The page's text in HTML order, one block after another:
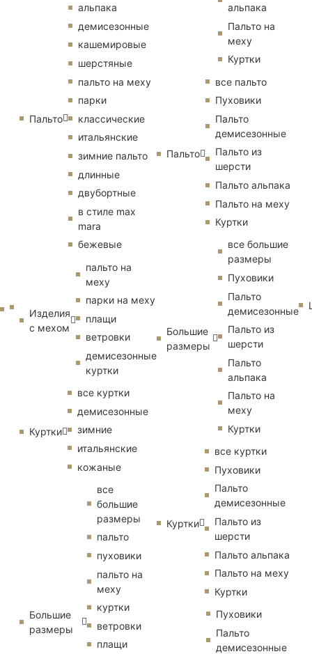
Пальто
альпака
демисезонные
кашемировые
шерстяные
пальто на меху
парки
классические
итальянские
зимние пальто
длинные
двубортные
в стиле max
mara
бежевые
Изделия
с мехом
пальто на
меху
парки на меху
плащи
ветровки
демисезонные
куртки
Куртки
все куртки
демисезонные
зимние
итальянские
кожаные
Большие
размеры
все
большие
размеры
пальто
пуховики
пальто на
меху
куртки
ветровки
плащи
альпака
Пальто на
меху
Куртки
Пальто
все пальто
Пуховики
Пальто
демисезонные
Пальто из
шерсти
Пальто альпака
Пальто на меху
Куртки
Большие
размеры
все большие
размеры
Пуховики
Пальто
демисезонные
Пальто из
шерсти
Пальто
альпака
Пальто на
меху
Куртки
Куртки
все куртки
Пуховики
Пальто
демисезонные
Пальто из
шерсти
Пальто альпака
Пальто на меху
Куртки
Пуховики
Пальто
демисезонные